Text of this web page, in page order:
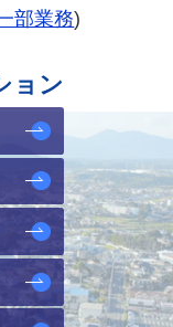
部業務)
ョン